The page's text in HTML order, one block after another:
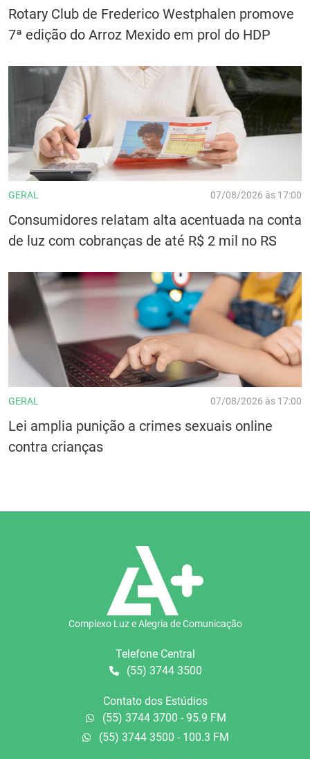
Rotary Club de Frederico Westphalen promove
7ª edição do Arroz Mexido em prol do HDP
GERAL 07/08/2026 às 17:00
Consumidores relatam alta acentuada na conta
de luz com cobranças de até R$ 2 mil no RS
GERAL 07/08/2026 às 17:00
Lei amplia punição a crimes sexuais online
contra crianças
Complexo Luz e Alegria de Comunicação
Telefone Central
(55) 3744 3500
Contato dos Estúdios
(55) 3744 3700 - 95.9 FM
(55) 3744 3500 - 100.3 FM